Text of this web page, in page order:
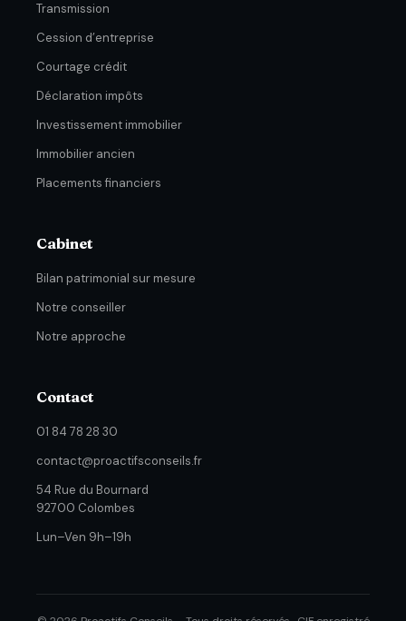
Transmission
Cession d’entreprise
Courtage crédit
Déclaration impôts
Investissement immobilier
Immobilier ancien
Placements financiers
Cabinet
Bilan patrimonial sur mesure
Notre conseiller
Notre approche
Contact
01 84 78 28 30
contact@proactifsconseils.fr
54 Rue du Bournard
92700 Colombes
Lun–Ven 9h–19h